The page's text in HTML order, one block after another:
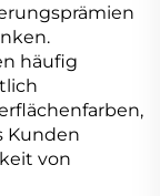
häufig
Kunden
von